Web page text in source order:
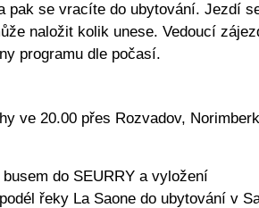
pak se vracíte do ubytování. Jezdí
naložit kolik unese. Vedoucí
programu dle počasí.
ve 20.00 přes Rozvadov,
do SEURRY a vyložení
řeky La Saone do ubytování v